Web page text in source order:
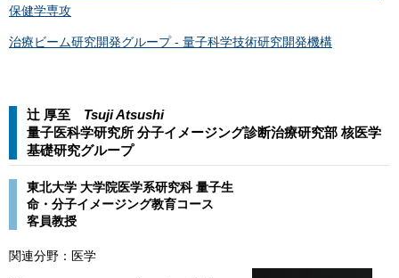
保健学専攻
治療ビーム研究開発グループ - 量子科学技術研究開発機構
辻 厚至 Tsuji Atsushi​​
量子医科学研究所 分子イメージング診断治療研究部 核医学
基礎研究グループ​
東北大学 大学院医学系研究科 量子生
命・分子イメージング教育コース
客員教授
関連分野：医学